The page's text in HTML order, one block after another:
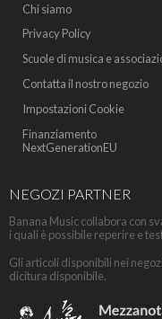
Chi siamo
Privacy Policy
Scuole di musica e
Contatta il nostro negozio
Impostazioni Cookie
Finanziamento
NextGenerationEU
NEGOZI PARTNER
Banana Music collabora con
i quali è possibile reperire e
Gli articoli disponibili nei
dicitura disponibile.